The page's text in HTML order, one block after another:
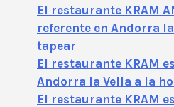
El restaurante KRAM
referente en Andorra
tapear
El restaurante KRAM
Andorra la Vella a la
El restaurante KRAM